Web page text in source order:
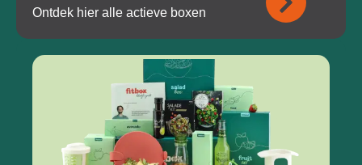
Ontdek hier alle actieve boxen